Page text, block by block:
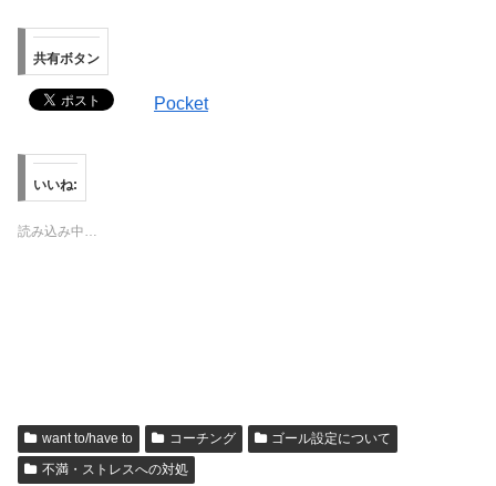
共有ボタン
Pocket
いいね:
読み込み中…
want to/have to コーチング
ゴール設定について
不満・ストレスへの対処